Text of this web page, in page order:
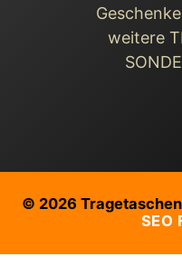
weitere
© 2026
SEO